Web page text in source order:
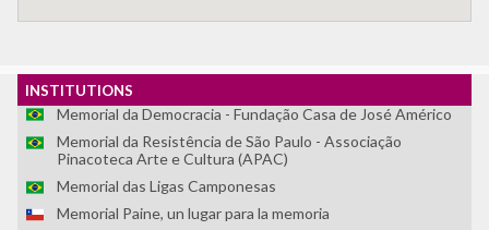
INSTITUTIONS
Memorial Brumadinho
Memorial da Democracia - Fundação Casa de José Américo
Memorial da Resistência de São Paulo - Associação
Pinacoteca Arte e Cultura (APAC)
Memorial das Ligas Camponesas
Memorial Paine, un lugar para la memoria